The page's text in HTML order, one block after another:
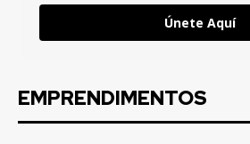
Únete Aquí
EMPRENDIMENTOS